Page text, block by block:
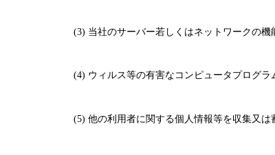
(3) 当社のサーバー若しくはネットワークの
(4) ウィルス等の有害なコンピュータプログラ
(5) 他の利用者に関する個人情報等を収集又は